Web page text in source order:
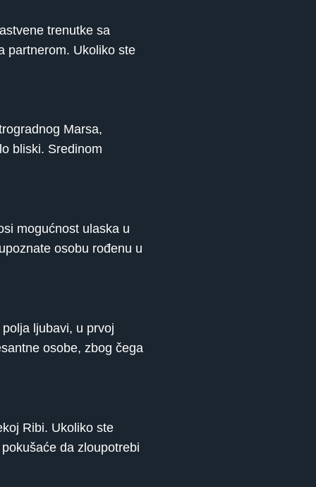
trenutke sa
partnerom. Ukoliko ste
Marsa,
bliski. Sredinom
mogućnost ulaska u
osobu rođenu u
ljubavi, u prvoj
osobe, zbog čega
Ribi. Ukoliko ste
da zloupotrebi